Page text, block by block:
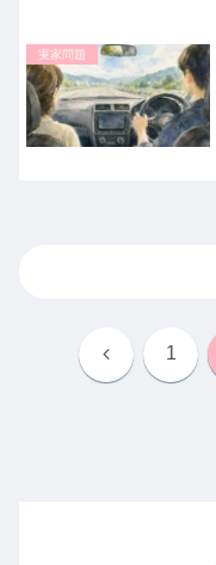
実家問題
前 1